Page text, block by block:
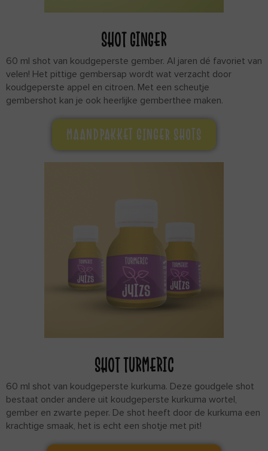
SHOT GINGER
60 ml shot van koudgeperste gember. Al jaren dé favoriet van
velen! Het pittige gembersap wordt wat verzacht door
koudgeperste appel en citroen. Met een scheutje
gembershot kan je ook heerlijke gemberthee maken.
MAANDPAKKET GINGER SHOTS
SHOT TURMERIC
60 ml shot van koudgeperste kurkuma. Deze goudgele shot
bestaat onder andere uit koudgeperste kurkuma wortel,
gember en zwarte peper. De shot heeft door de kurkuma een
krachtige smaak, het is echt een shotje met pit!